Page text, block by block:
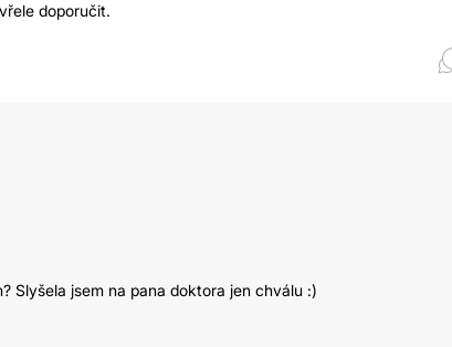
doporučit.
Slyšela jsem na pana doktora jen chválu :)